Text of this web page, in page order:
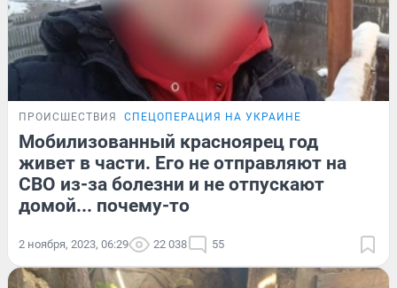
ПРОИСШЕСТВИЯ СПЕЦОПЕРАЦИЯ НА УКРАИНЕ
Мобилизованный красноярец год
живет в части. Его не отправляют на
СВО из-за болезни и не отпускают
домой... почему-то
2 ноября, 2023, 06:29 22 038 55